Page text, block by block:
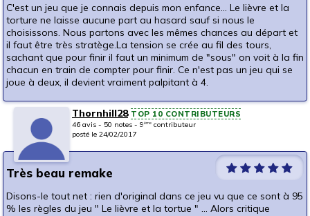
C'est un jeu que je connais depuis mon enfance... Le lièvre et la
torture ne laisse aucune part au hasard sauf si nous le
choisissons. Nous partons avec les mêmes chances au départ et
il faut être très stratège.La tension se crée au fil des tours,
sachant que pour finir il faut un minimum de "sous" on voit à la fin
chacun en train de compter pour finir. Ce n'est pas un jeu qui se
joue à deux, il devient vraiment palpitant à 4.
Thornhill28 TOP 10 CONTRIBUTEURS
46 avis - 50 notes - 9ème contributeur
posté le 24/02/2017
Très beau remake
Disons-le tout net : rien d'original dans ce jeu vu que ce sont à 95
% les règles du jeu " Le lièvre et la tortue " ... Alors critique